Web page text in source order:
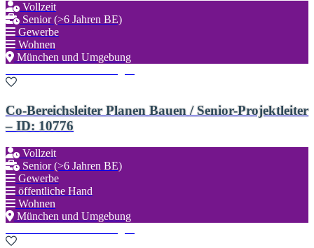
Vollzeit
Senior (>6 Jahren BE)
Gewerbe
Wohnen
München und Umgebung
Co-Bereichsleiter Planen Bauen / Senior-Projektleiter
– ID: 10776
Vollzeit
Senior (>6 Jahren BE)
Gewerbe
öffentliche Hand
Wohnen
München und Umgebung